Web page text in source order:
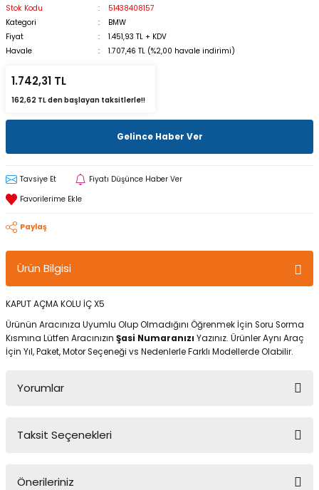
Stok Kodu
51438408157
Kategori
BMW
Fiyat
1.451,93 TL + KDV
Havale
1.707,46 TL (%2,00 havale indirimi)
1.742,31 TL
162,62 TL den başlayan taksitlerle!!
Gelince Haber Ver
Tavsiye Et Fiyatı Düşünce Haber Ver
Paylaş
Ürün Bilgisi
KAPUT AÇMA KOLU İÇ X5
Ürünün Aracınıza Uyumlu Olup Olmadığını Öğrenmek İçin Soru Sorma
Kısmına Lütfen Aracınızın Şasi Numaranızı Yazınız. Ürünler Aynı Araç
İçin Yıl, Paket, Motor Seçeneği vs Nedenlerle Farklı Modellerde Olabilir.
Yorumlar
Taksit Seçenekleri
Önerileriniz